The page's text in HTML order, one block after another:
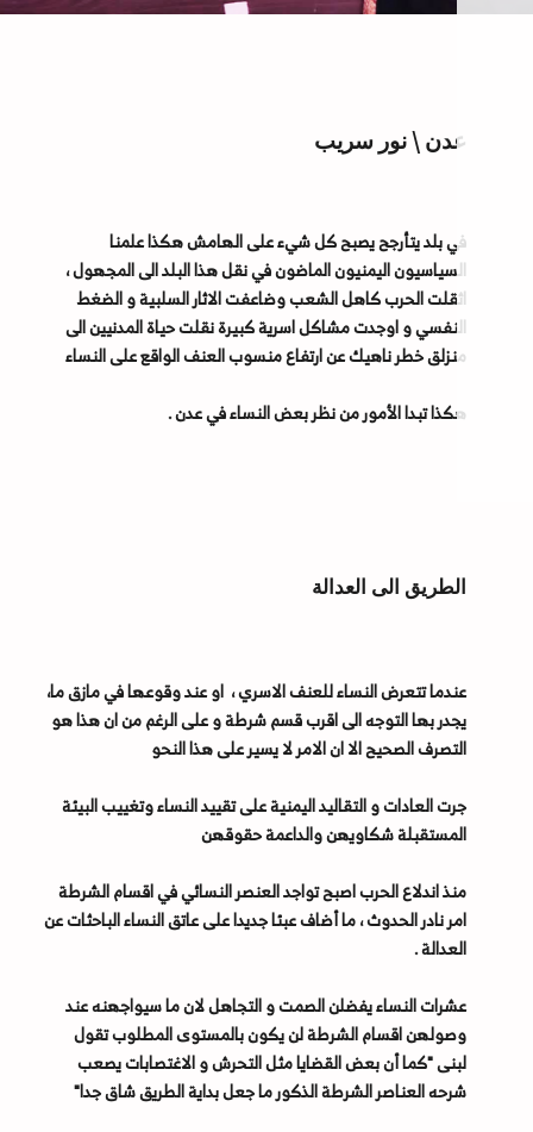
عدن \ نور سريب
في بلد يتأرجح يصبح كل شيء على الهامش هكذا علمنا
السياسيون اليمنيون الماضون في نقل هذا البلد الى المجهول ،
اثقلت الحرب كاهل الشعب وضاعفت الاثار السلبية و الضغط
النفسي و اوجدت مشاكل اسرية كبيرة نقلت حياة المدنيين الى
منزلق خطر ناهيك عن ارتفاع منسوب العنف الواقع على النساء
هكذا تبدا الأمور من نظر بعض النساء في عدن .
الطريق الى العدالة
عندما تتعرض النساء للعنف الاسري ، او عند وقوعها في مازق ما،
يجدر بها التوجه الى اقرب قسم شرطة و على الرغم من ان هذا هو
التصرف الصحيح الا ان الامر لا يسير على هذا النحو
جرت العادات و التقاليد اليمنية على تقييد النساء وتغييب البيئة
المستقبلة شكاويهن والداعمة حقوقهن
منذ اندلاع الحرب اصبح تواجد العنصر النسائي في اقسام الشرطة
امر نادر الحدوث ، ما أضاف عبئا جديدا على عاتق النساء الباحثات عن
العدالة .
عشرات النساء يفضلن الصمت و التجاهل لان ما سيواجهنه عند
وصولهن اقسام الشرطة لن يكون بالمستوى المطلوب تقول
لبنى "كما أن بعض القضايا مثل التحرش و الاغتصابات يصعب
شرحه العناصر الشرطة الذكور ما جعل بداية الطريق شاق جدا"